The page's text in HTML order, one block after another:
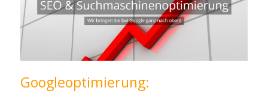
Googleoptimierung: